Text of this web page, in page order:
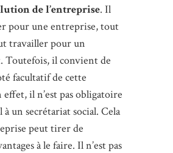
de l’entreprise. Il
pour une entreprise, tout
travailler pour un
Toutefois, il convient de
facultatif de cette
il n’est pas obligatoire
à un secrétariat social. Cela
peut tirer de
à le faire. Il n’est pas